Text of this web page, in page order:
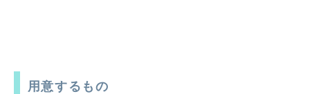
用意するもの